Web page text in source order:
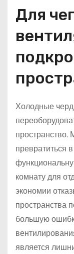
Для
Холодные
превратиться
комнату для
экономии
пространства
большую
является